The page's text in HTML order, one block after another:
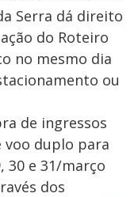
Serra dá direito
do Roteiro
no mesmo dia
ou
de ingressos
voo duplo para
30 e 31/março
dos